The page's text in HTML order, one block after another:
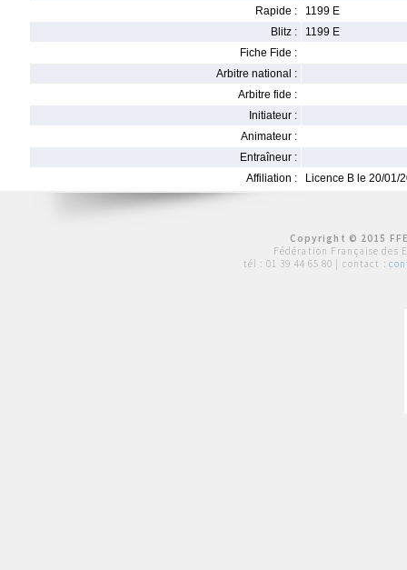
Rapide :
1199 E
Blitz :
1199 E
Fiche Fide :
Arbitre national :
Arbitre fide :
Initiateur :
Animateur :
Entraîneur :
Affiliation :
Licence B le 20/01/
Copyright © 2015
Fédération Française des
tél : 01 39 44 65 80 | contact :